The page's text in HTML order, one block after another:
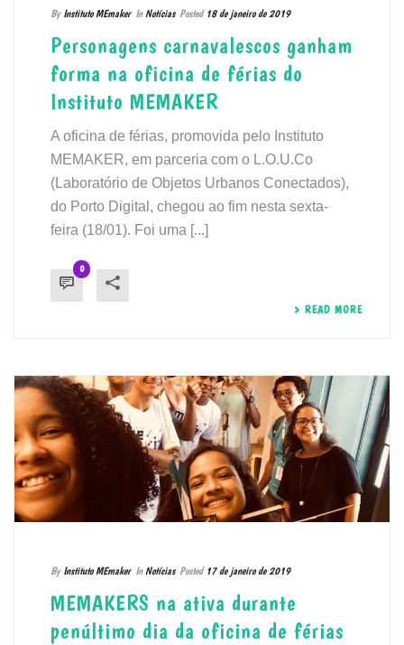
By Instituto MEmaker In Notícias Posted 18 de janeiro de 2019
Personagens carnavalescos ganham
forma na oficina de férias do
Instituto MEMAKER
A oficina de férias, promovida pelo Instituto
MEMAKER, em parceria com o L.O.U.Co
(Laboratório de Objetos Urbanos Conectados),
do Porto Digital, chegou ao fim nesta sexta-
feira (18/01). Foi uma [...]
0
READ MORE
By Instituto MEmaker In Notícias Posted 17 de janeiro de 2019
MEMAKERS na ativa durante
penúltimo dia da oficina de férias